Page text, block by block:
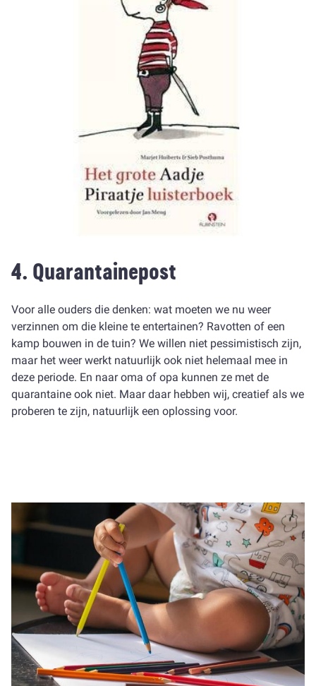
4. Quarantainepost
Voor alle ouders die denken: wat moeten we nu weer
verzinnen om die kleine te entertainen? Ravotten of een
kamp bouwen in de tuin? We willen niet pessimistisch zijn,
maar het weer werkt natuurlijk ook niet helemaal mee in
deze periode. En naar oma of opa kunnen ze met de
quarantaine ook niet. Maar daar hebben wij, creatief als we
proberen te zijn, natuurlijk een oplossing voor.